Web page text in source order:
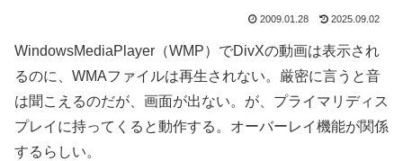
2009.01.28 2025.09.02
WindowsMediaPlayer（WMP）でDivXの動画は表示され
るのに、WMAファイルは再生されない。厳密に言うと音
は聞こえるのだが、画面が出ない。が、プライマリディス
プレイに持ってくると動作する。オーバーレイ機能が関係
するらしい。